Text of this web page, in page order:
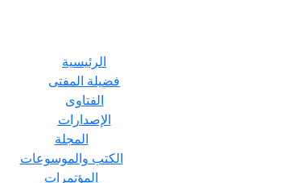
الرئيسية
فضيلة المفتى
الفتاوى
الإصدارات
المجلة
الكتب والموسوعات
المؤتمرات